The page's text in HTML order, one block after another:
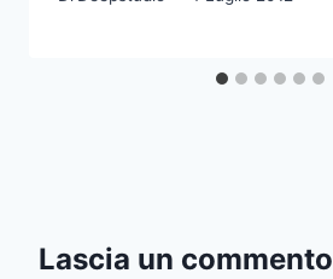
Lascia un commento